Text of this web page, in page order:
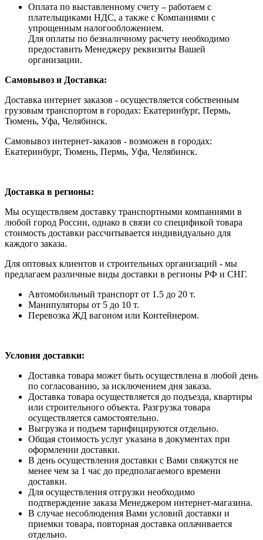
Оплата по выставленному счету – работаем с
плательщиками НДС, а также с Компаниями с
упрощенным налогообложением.
Для оплаты по безналичному расчету необходимо
предоставить Менеджеру реквизиты Вашей
организации.
Самовывоз и Доставка:
Доставка интернет заказов - осуществляется собственным
грузовым транспортом в городах: Екатеринбург, Пермь,
Тюмень, Уфа, Челябинск.
Самовывоз интернет-заказов - возможен в городах:
Екатеринбург, Тюмень, Пермь, Уфа, Челябинск.
Доставка в регионы:
Мы осуществляем доставку транспортными компаниями в
любой город России, однако в связи со спецификой товара
стоимость доставки рассчитывается индивидуально для
каждого заказа.
Для оптовых клиентов и строительных организаций - мы
предлагаем различные виды доставки в регионы РФ и СНГ.
Автомобильный транспорт от 1.5 до 20 т.
Манипуляторы от 5 до 10 т.
Перевозка ЖД вагоном или Контейнером.
Условия доставки:
Доставка товара может быть осуществлена в любой день
по согласованию, за исключением дня заказа.
Доставка товара осуществляется до подъезда, квартиры
или строительного объекта. Разгрузка товара
осуществляется самостоятельно.
Выгрузка и подъем тарифицируются отдельно.
Общая стоимость услуг указана в документах при
оформлении доставки.
В день осуществления доставки с Вами свяжутся не
менее чем за 1 час до предполагаемого времени
доставки.
Для осуществления отгрузки необходимо
подтверждение заказа Менеджером интернет-магазина.
В случае несоблюдения Вами условий доставки и
приемки товара, повторная доставка оплачивается
отдельно.